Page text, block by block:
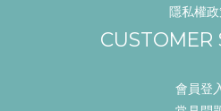
隱私權
CUSTOMER
會員登